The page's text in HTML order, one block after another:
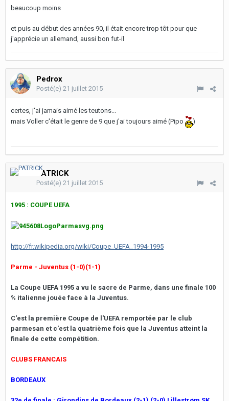
beaucoup moins
et puis au début des années 90, il était encore trop tôt pour que
j'apprécie un allemand, aussi bon fut-il
Pedrox
Posté(e) 21 juillet 2015
certes, j'ai jamais aimé les teutons...
mais Voller c'était le genre de 9 que j'ai toujours aimé (Pipo
)
PATRICK
Posté(e) 21 juillet 2015
1995 : COUPE UEFA
http://fr.wikipedia.org/wiki/Coupe_UEFA_1994-1995
Parme - Juventus (1-0)(1-1)
La Coupe UEFA 1995 a vu le sacre de Parme, dans une finale 100
% italienne jouée face à la Juventus.
C'est la première Coupe de l'UEFA remportée par le club
parmesan et c'est la quatrième fois que la Juventus atteint la
finale de cette compétition.
CLUBS FRANCAIS
BORDEAUX